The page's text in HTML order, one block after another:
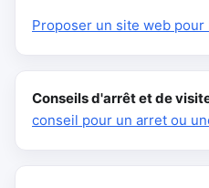
Proposer un site web pour
Conseils d'arrêt et de
conseil pour un arret ou